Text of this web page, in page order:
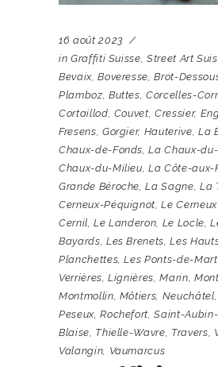
16 août 2023
in Graffiti Suisse ,Street Art
Bevaix,Boveresse ,Brot-
Plamboz, Buttes ,Corcelles-
Cortaillod Couvet ,Cressier,
Fresens Gorgier, Hauterive La
Chaux-de-Fonds ,La Chaux-
Chaux-du-Milieu ,La Côte-aux-
Grande Béroche ,La Sagne La
Cerneux-Péquignot ,Le
Cernil ,Le Landeron Le Locle ,
Bayards Les Brenets ,Les
Planchettes ,Les Ponts-de-
Verrières ,Lignières ,Marin
Montmollin Môtiers Neuchâtel
Peseux,Rochefort ,Saint-
Blaise Thielle-Wavre Travers
Valangin Vaumarcus